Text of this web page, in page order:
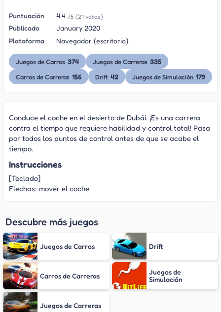
Puntuación 4.4 /5 (21 votos)
Publicado
January 2020
Plataforma
Navegador (escritorio)
Juegos de Carros 374 Juegos de Carreras 335
Carros de Carreras 156 Drift 42 Juegos de Simulación 179
Conduce el coche en el desierto de Dubái. ¡Es una carrera
contra el tiempo que requiere habilidad y control total! Pasa
por todos los puntos de control antes de que se acabe el
tiempo.
Instrucciones
[Teclado]
Flechas: mover el coche
Descubre más juegos
Juegos de Carros Drift
Carros de Carreras
Juegos de
Simulación
Juegos de Carreras